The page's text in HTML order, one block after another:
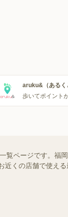
aruku&（あるく
歩いてポイント
覧ページです。福
くの店舗で使え